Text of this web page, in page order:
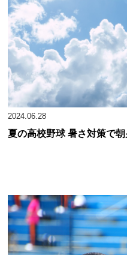
2024.06.28
夏の高校野球 暑さ対策で